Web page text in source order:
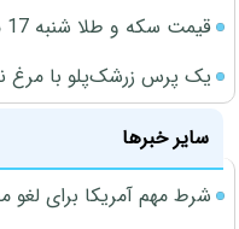
قیمت سکه و طلا شنبه 17 مرداد 1405
یک پرس زرشک‌پلو با مرغ
سایر خبرها
شرط مهم آمریکا برای لغو